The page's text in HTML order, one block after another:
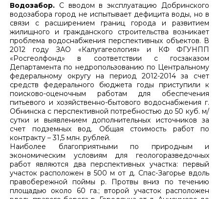
Водозабор. С вводом в эксплуатацию Добринского
водозабора город не испытывает дефицита воды, но в
связи с расширением границ города и развитием
жилищного и гражданского строительства возникает
проблема водоснабжения перспективных объектов. В
2012 году ЗАО «Калугагеология» и КФ ФГУНПП
«Росгеолфонд» в соответствии с госзаказом
Департамента по недропользованию по Центральному
федеральному округу на период 2012-2014 за счет
средств федерального бюджета годы приступили к
поисково-оценочным работам для обеспечения
питьевого и хозяйственно-бытового водоснабжения г.
Обнинска с перспективной потребностью до 50 куб. м/
сутки и выявлением дополнительных источников за
счет подземных вод. Общая стоимость работ по
контракту – 31,5 млн. рублей.
Наиболее благоприятными по природным и
экономическим условиям для геологоразведочных
работ являются два перспективных участка: первый
участок расположен в 500 м от д. Спас-Загорье вдоль
правобережной поймы р. Протвы вниз по течению
площадью около 60 га.; второй участок расположен